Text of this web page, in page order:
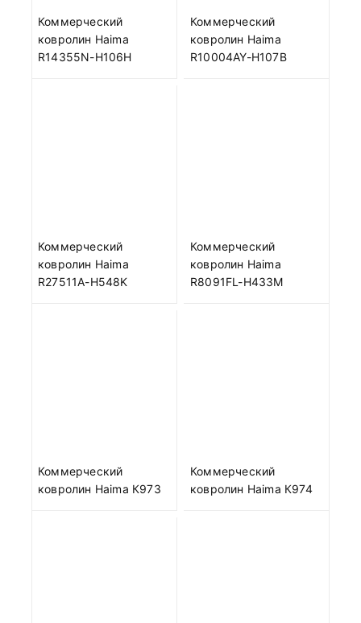
Коммерческий
ковролин Haima
R14355N-H106H
Коммерческий
ковролин Haima
R10004AY-H107B
Коммерческий
ковролин Haima
R27511A-H548K
Коммерческий
ковролин Haima
R8091FL-H433M
Коммерческий
ковролин Haima К973
Коммерческий
ковролин Haima К974